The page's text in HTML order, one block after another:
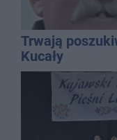
Trwają
Kucały